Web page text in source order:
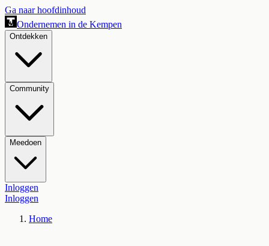
Ga naar hoofdinhoud
Ondernemen in de Kempen
Ontdekken
Community
Meedoen
Inloggen
Inloggen
Home